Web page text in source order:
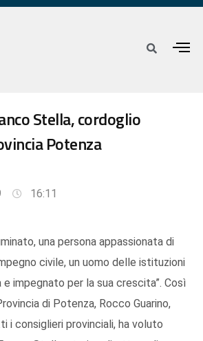
Stella, cordoglio
Potenza
16:11
una persona appassionata di
civile, un uomo delle istituzioni
e impegnato per la sua crescita”. Così
di Potenza, Rocco Guarino,
i consiglieri provinciali, ha voluto